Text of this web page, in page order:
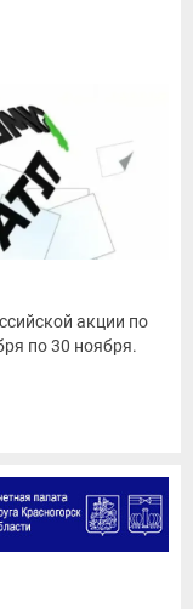
акции по
по 30 ноября.